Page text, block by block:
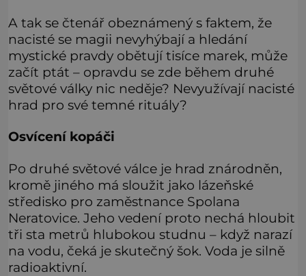
A tak se čtenář obeznámený s faktem, že
nacisté se magii nevyhýbají a hledání
mystické pravdy obětují tisíce marek, může
začít ptát – opravdu se zde během druhé
světové války nic neděje? Nevyužívají nacisté
hrad pro své temné rituály?
Osvícení kopáči
Po druhé světové válce je hrad znárodněn,
kromě jiného má sloužit jako lázeňské
středisko pro zaměstnance Spolana
Neratovice. Jeho vedení proto nechá hloubit
tři sta metrů hlubokou studnu – když narazí
na vodu, čeká je skutečný šok. Voda je silně
radioaktivní.